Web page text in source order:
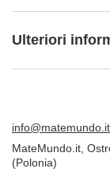
Ulteriori
info@matemundo.it
MateMundo.it
(Polonia)